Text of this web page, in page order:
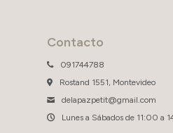
Contacto
091744788
Rostand 1551, Montevideo
delapazpetit@gmail.com
Lunes a Sábados de 11:00 a